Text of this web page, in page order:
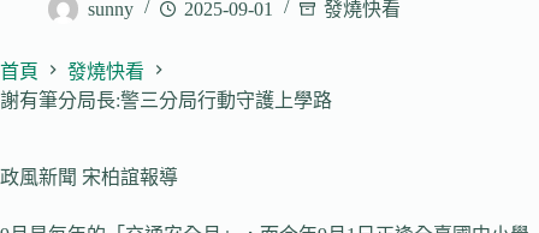
sunny 2025-09-01 發燒快看
首頁
發燒快看
謝有筆分局長:警三分局行動守護上學路
政風新聞 宋柏誼報導